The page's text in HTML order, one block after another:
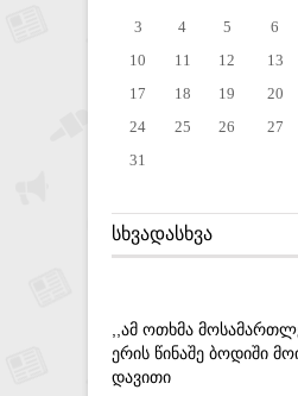
3
4 5 6
10
11 12 13
17
18 19 20
24
25 26 27
31
ᲡᲮᲕᲐᲓᲐᲡᲮᲕᲐ
,,ᲐᲛ ᲝᲗᲮᲛᲐ
ᲔᲠᲘᲡ ᲬᲘᲜᲐᲨᲔ ᲑᲝᲓᲘᲨᲘ
ᲓᲐᲕᲘᲗᲘ